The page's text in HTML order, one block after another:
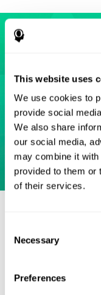
This website uses
We use cookies to
provide social
We also share
our social media,
may combine it with
provided to them or
of their services.
Selection
Necessary
Preferences
upon